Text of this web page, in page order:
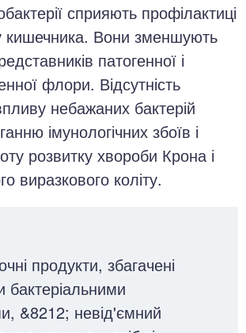
сприяють профілактиці
кишечника. Вони зменшують
патогенної і
флори. Відсутність
небажаних бактерій
імунологічних збоїв і
розвитку хвороби Крона і
виразкового коліту.
продукти, збагачені
бактеріальними
&8212; невід'ємний